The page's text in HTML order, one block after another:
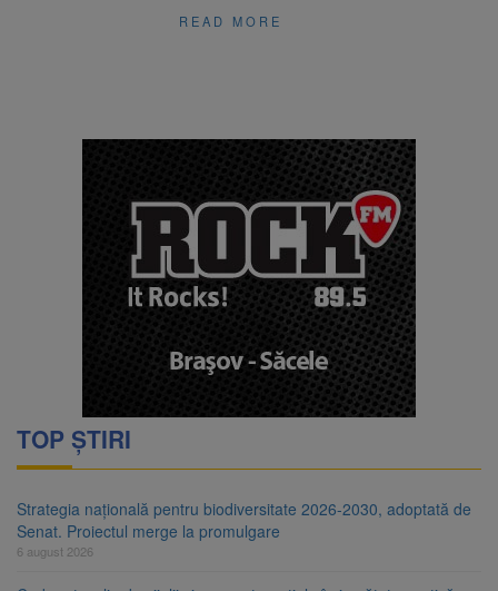
READ MORE
TOP ȘTIRI
Strategia națională pentru biodiversitate 2026-2030, adoptată de
Senat. Proiectul merge la promulgare
6 august 2026